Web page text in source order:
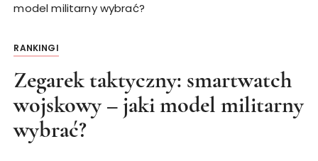
model militarny wybrać?
RANKINGI
Zegarek taktyczny: smartwatch
wojskowy – jaki model militarny
wybrać?